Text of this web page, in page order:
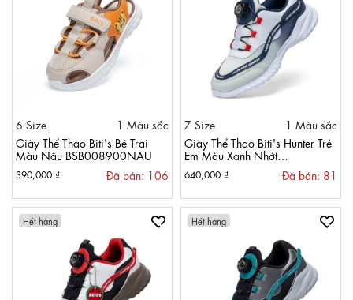
6 Size
1 Màu sắc
Giày Thể Thao Biti's Bé Trai
Màu Nâu BSB008900NAU
390,000 ₫ Đã bán: 106
7 Size
1 Màu sắc
Giày Thể Thao Biti's Hunter Trẻ
Em Màu Xanh Nhớt
640,000 ₫ Đã bán: 81
Hết hàng Hết hàng